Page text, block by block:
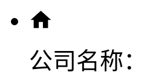
公司名称：